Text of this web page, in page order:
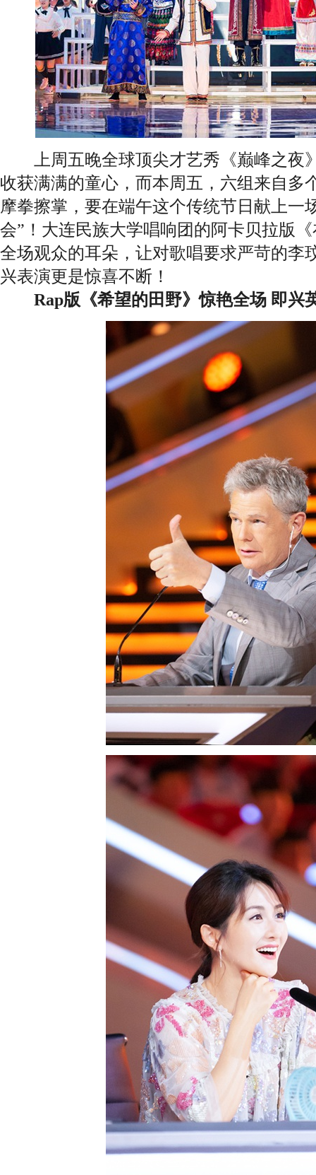
上周五晚全球顶尖才艺秀《巅峰之夜
收获满满的童心，而本周五，六组来自多
摩拳擦掌，要在端午这个传统节日献上一
会”！大连民族大学唱响团的阿卡贝拉版
全场观众的耳朵，让对歌唱要求严苛的李
兴表演更是惊喜不断！
Rap版《希望的田野》惊艳全场 即兴